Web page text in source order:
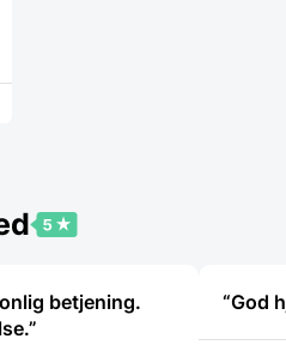
betjening.
“God